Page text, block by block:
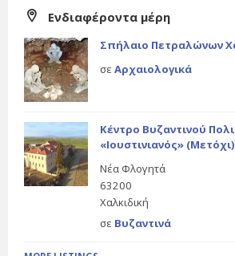
Ενδιαφέροντα μέρη
Σπήλαιο Πετραλώνων
σε Αρχαιολογικά
Κέντρο Βυζαντινού
«Ιουστινιανός»
Νέα Φλογητά
63200
Χαλκιδική
σε Βυζαντινά